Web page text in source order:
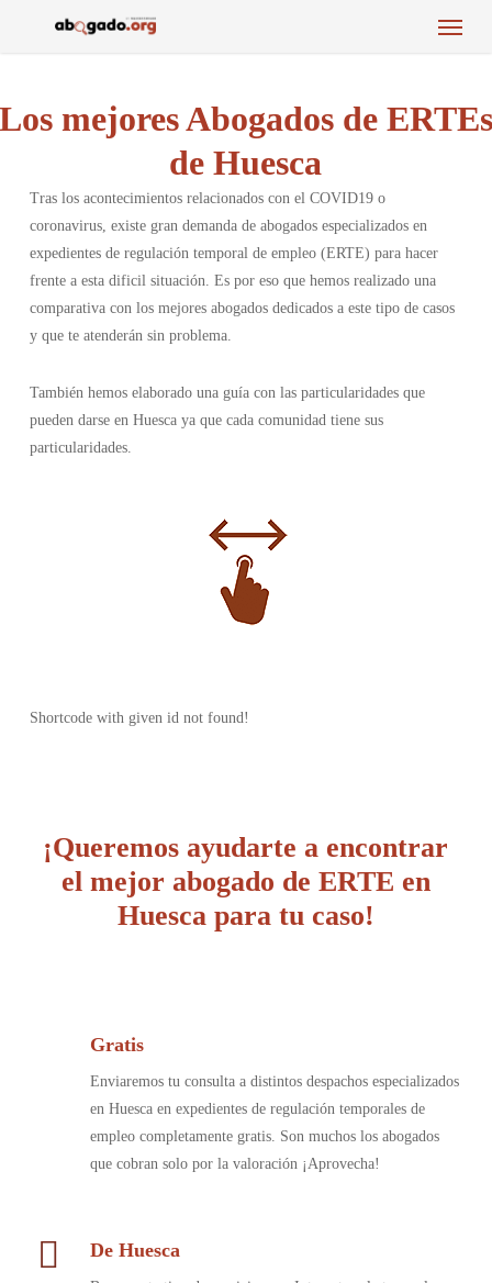
Menu
mejores Abogados de ERTEs
de Huesca
Tras los acontecimientos relacionados con el COVID19 o
coronavirus, existe gran demanda de abogados especializados en
expedientes de regulación temporal de empleo (ERTE) para hacer
frente a esta dificil situación. Es por eso que hemos realizado una
comparativa con los mejores abogados dedicados a este tipo de casos
y que te atenderán sin problema.
También hemos elaborado una guía con las particularidades que
pueden darse en Huesca ya que cada comunidad tiene sus
particularidades.
Shortcode with given id not found!
¡Queremos ayudarte a encontrar
el mejor abogado de ERTE en
Huesca para tu caso!
Gratis
Enviaremos tu consulta a distintos despachos especializados
en Huesca en expedientes de regulación temporales de
empleo completamente gratis. Son muchos los abogados
que cobran solo por la valoración ¡Aprovecha!
De Huesca